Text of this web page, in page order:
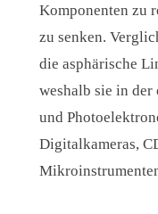
Komponenten zu
zu senken.
die asphärische
weshalb sie in
und
Digitalkameras,